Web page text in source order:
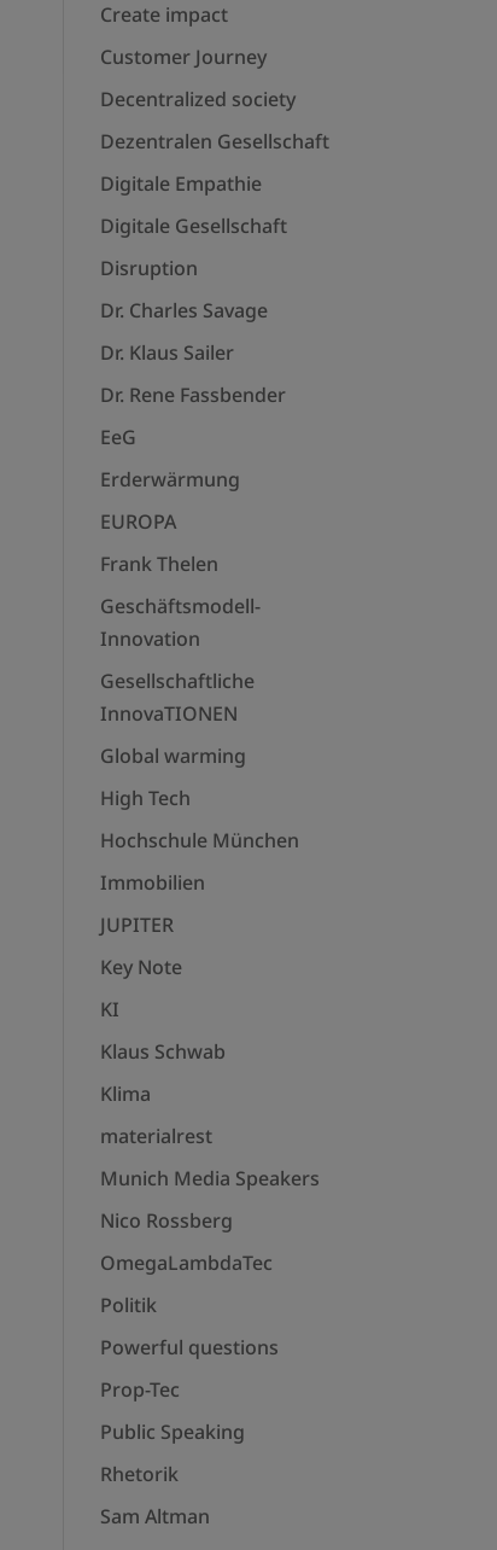
Create impact
Customer Journey
Decentralized society
Dezentralen Gesellschaft
Digitale Empathie
Digitale Gesellschaft
Disruption
Dr. Charles Savage
Dr. Klaus Sailer
Dr. Rene Fassbender
EeG
Erderwärmung
EUROPA
Frank Thelen
Geschäftsmodell-
Innovation
Gesellschaftliche
InnovaTIONEN
Global warming
High Tech
Hochschule München
Immobilien
JUPITER
Key Note
KI
Klaus Schwab
Klima
materialrest
Munich Media Speakers
Nico Rossberg
OmegaLambdaTec
Politik
Powerful questions
Prop-Tec
Public Speaking
Rhetorik
Sam Altman